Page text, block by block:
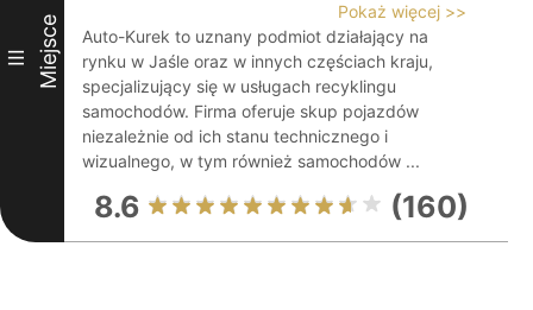
III Miejsce
Pokaż więcej >>
Auto-Kurek to uznany podmiot działający na
rynku w Jaśle oraz w innych częściach kraju,
specjalizujący się w usługach recyklingu
samochodów. Firma oferuje skup pojazdów
niezależnie od ich stanu technicznego i
wizualnego, w tym również samochodów ...
8.6 (160)